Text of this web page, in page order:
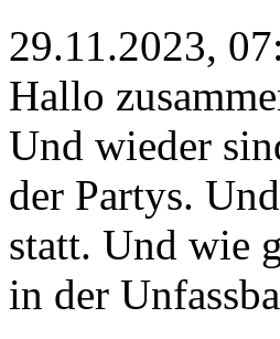
29.11.2023,
Hallo
Und wieder
der Partys.
statt. Und wie
in der